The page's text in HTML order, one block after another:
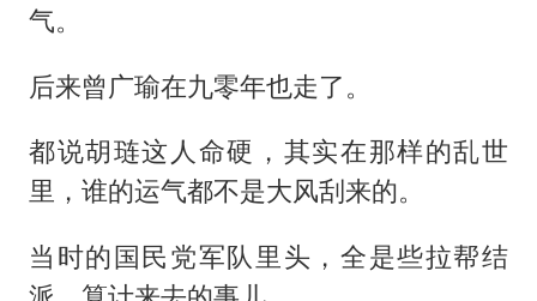
气。
后来曾广瑜在九零年也走了。
都说胡琏这人命硬，其实在那样的乱世
里，谁的运气都不是大风刮来的。
当时的国民党军队里头，全是些拉帮结